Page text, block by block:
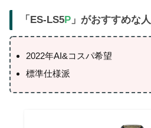
「ES-LS5P 」がおすすめな人
2022年AI&コスパ希望
標準仕様派